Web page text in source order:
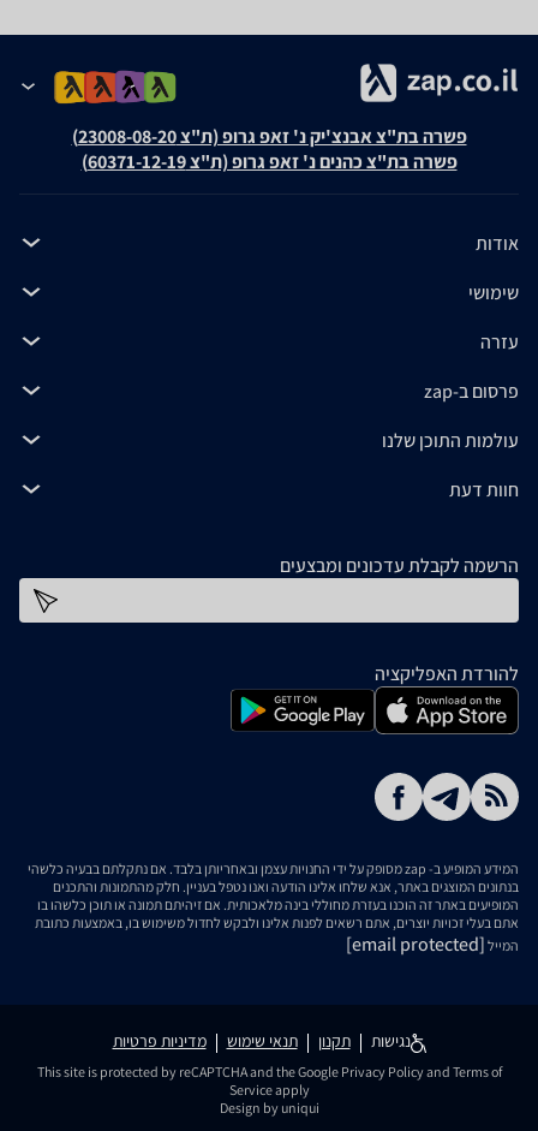
פשרה בת"צ אבנצ'יק נ' זאפ גרופ (ת"צ 23008-08-20)
פשרה בת"צ כהנים נ' זאפ גרופ (ת"צ 60371-12-19)
אודות
שימושי
עזרה
פרסום ב-zap
עולמות התוכן שלנו
חוות דעת
הרשמה לקבלת עדכונים ומבצעים
להורדת האפליקציה
המידע המופיע ב- zap מסופק על ידי החנויות עצמן ובאחריותן בלבד. אם נתקלתם בבעיה כלשהי
בנתונים המוצגים באתר, אנא שלחו אלינו הודעה ואנו נטפל בעניין. חלק מהתמונות והתכנים
המופיעים באתר זה הוכנו בעזרת מחוללי בינה מלאכותית. אם זיהיתם תמונה או תוכן כלשהו בו
אתם בעלי זכויות יוצרים, אתם רשאים לפנות אלינו ולבקש לחדול משימוש בו, באמצעות כתובת
המייל [email protected]
נגישות תקנון תנאי שימוש מדיניות פרטיות
This site is protected by reCAPTCHA and the Google Privacy Policyand Terms of
Serviceapply
Design by uniqui